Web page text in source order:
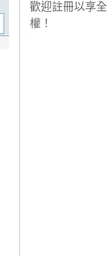
歡迎註冊以享全
權！